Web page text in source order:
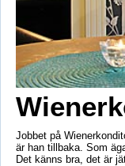
Jobbet på
är han tillbaka. Som
Det känns bra, det är